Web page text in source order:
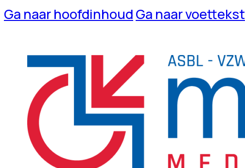
Ga naar hoofdinhoudGa naar voettekst